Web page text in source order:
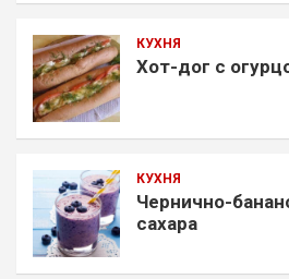
КУХНЯ
Хот-дог с
КУХНЯ
Чернично-
сахара